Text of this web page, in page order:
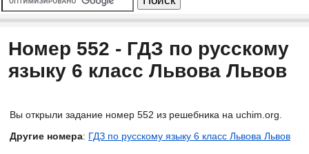
Номер 552 - ГДЗ по русскому
языку 6 класс Львова Львов
Вы открыли задание номер 552 из решебника на uchim.org.
Другие номера: ГДЗ по русскому языку 6 класс Львова Львов